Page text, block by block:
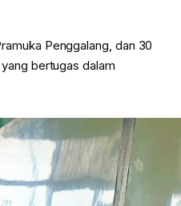
Penggalang, dan 30
bertugas dalam